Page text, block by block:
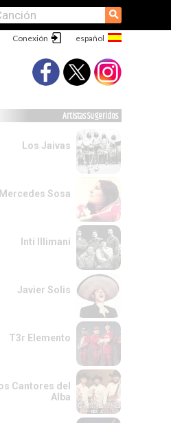
⚲
Conexión
Artistas Sugeridos
Los Jaivas
Mercedes Sosa
Inti Illimani
Javier Solis
T3r Elemento
Cantores del
Alba